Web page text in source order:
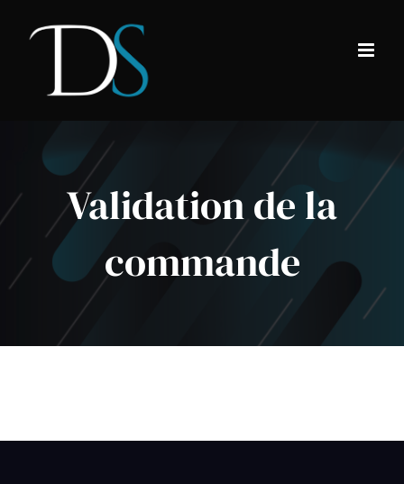
Validation de la
commande